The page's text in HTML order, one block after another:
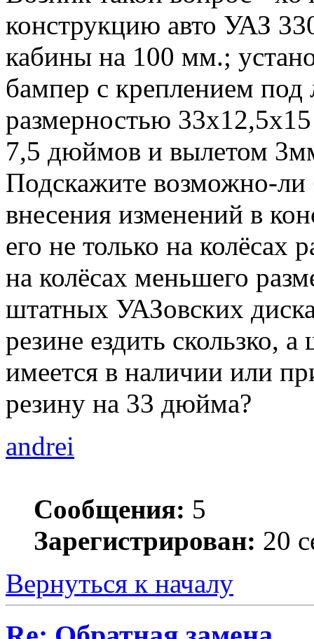
конструкцию авто УАЗ
кабины на 100 мм.;
бампер с креплением под
размерностью
7,5 дюймов и вылетом
Подскажите возможно-ли
внесения изменений в
его не только на
на колёсах меньшего
штатных УАЗовских
резине ездить скользко,
имеется в наличии или
резину на 33 дюйма?
andrei
Сообщения: 5
Зарегистрирован: 20
Вернуться к началу